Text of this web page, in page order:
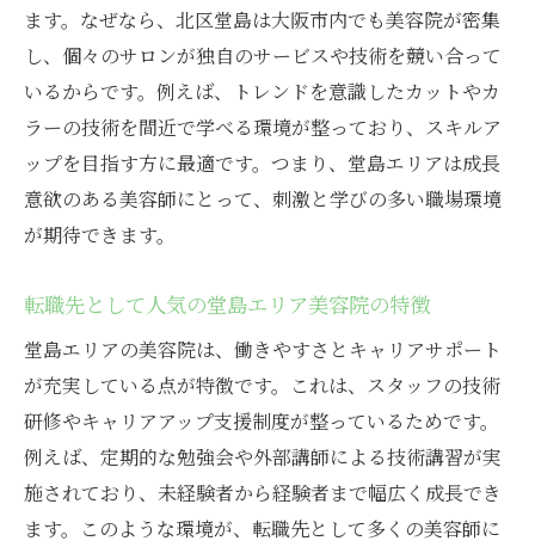
ます。なぜなら、北区堂島は大阪市内でも美容院が密集
し、個々のサロンが独自のサービスや技術を競い合って
いるからです。例えば、トレンドを意識したカットやカ
ラーの技術を間近で学べる環境が整っており、スキルア
ップを目指す方に最適です。つまり、堂島エリアは成長
意欲のある美容師にとって、刺激と学びの多い職場環境
が期待できます。
転職先として人気の堂島エリア美容院の特徴
堂島エリアの美容院は、働きやすさとキャリアサポート
が充実している点が特徴です。これは、スタッフの技術
研修やキャリアアップ支援制度が整っているためです。
例えば、定期的な勉強会や外部講師による技術講習が実
施されており、未経験者から経験者まで幅広く成長でき
ます。このような環境が、転職先として多くの美容師に